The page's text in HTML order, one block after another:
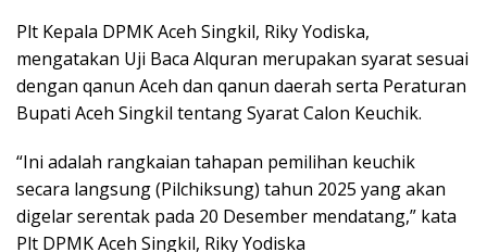
Plt Kepala DPMK Aceh Singkil, Riky Yodiska,
mengatakan Uji Baca Alquran merupakan syarat sesuai
dengan qanun Aceh dan qanun daerah serta Peraturan
Bupati Aceh Singkil tentang Syarat Calon Keuchik.
“Ini adalah rangkaian tahapan pemilihan keuchik
secara langsung (Pilchiksung) tahun 2025 yang akan
digelar serentak pada 20 Desember mendatang,” kata
Plt DPMK Aceh Singkil, Riky Yodiska